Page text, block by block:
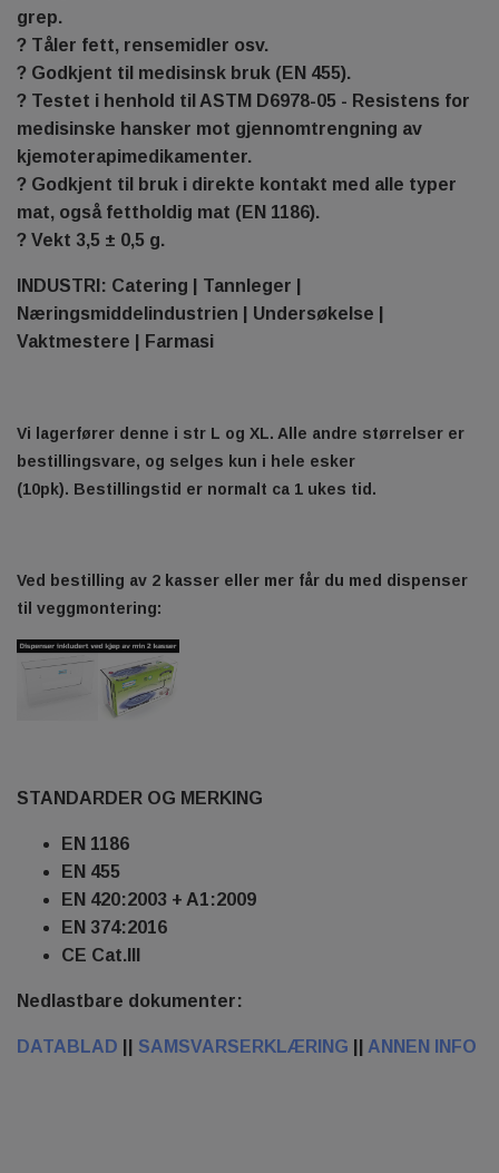
grep.
? Tåler fett, rensemidler osv.
? Godkjent til medisinsk bruk (EN 455).
? Testet i henhold til ASTM D6978-05 - Resistens for
medisinske hansker mot gjennomtrengning av
kjemoterapimedikamenter.
? Godkjent til bruk i direkte kontakt med alle typer
mat, også fettholdig mat (EN 1186).
? Vekt 3,5 ± 0,5 g.
INDUSTRI: Catering | Tannleger |
Næringsmiddelindustrien | Undersøkelse |
Vaktmestere | Farmasi
Vi lagerfører denne i str L og XL. Alle andre størrelser er
bestillingsvare, og selges kun i hele esker
(10pk). Bestillingstid er normalt ca 1 ukes tid.
Ved bestilling av 2 kasser eller mer får du med dispenser
til veggmontering:
STANDARDER OG MERKING
EN 1186
EN 455
EN 420:2003 + A1:2009
EN 374:2016
CE Cat.III
Nedlastbare dokumenter:
DATABLAD SAMSVARSERKLÆRING ANNEN INFO